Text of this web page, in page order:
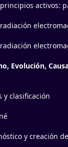
activos:
Evolución,
y clasificación
y creación